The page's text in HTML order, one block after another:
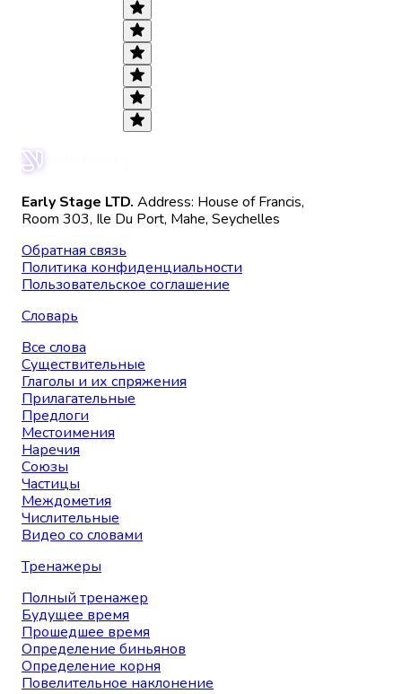
Early Stage LTD. Address: House of Francis,
Room 303, Ile Du Port, Mahe, Seychelles
Обратная связь
Политика конфиденциальности
Пользовательское соглашение
Словарь
Все слова
Существительные
Глаголы и их спряжения
Прилагательные
Предлоги
Местоимения
Наречия
Союзы
Частицы
Междометия
Числительные
Видео со словами
Тренажеры
Полный тренажер
Будущее время
Прошедшее время
Определение биньянов
Определение корня
Повелительное наклонение